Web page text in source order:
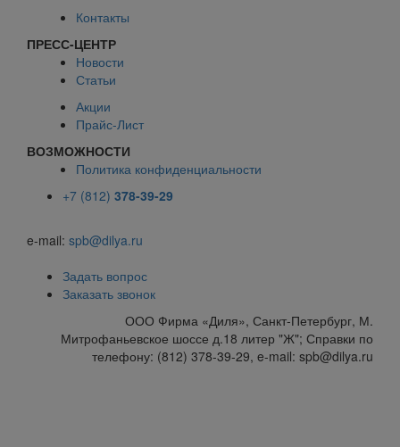
Контакты
ПРЕСС-ЦЕНТР
Новости
Статьи
Акции
Прайс-Лист
ВОЗМОЖНОСТИ
Политика конфиденциальности
+7 (812) 378-39-29
e-mail: spb@dilya.ru
Задать вопрос
Заказать звонок
ООО Фирма «Диля», Санкт-Петербург, М.
Митрофаньевское шоссе д.18 литер "Ж"; Справки по
телефону: (812) 378-39-29, e-mail: spb@dilya.ru